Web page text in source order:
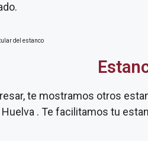
del estanco
te mostramos otros
. Te facilitamos tu